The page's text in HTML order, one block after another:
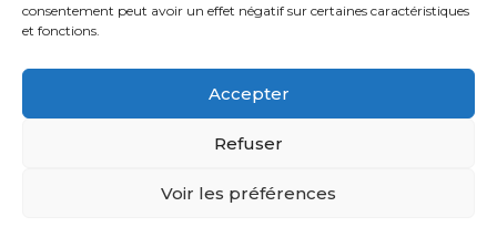
consentement peut avoir un effet négatif sur certaines caractéristiques
et fonctions.
Accepter
Refuser
Voir les préférences
le tennis de table - Boutique en ligne ouverte aux clubs de ping pong,
aux écoles et aux pongistes amateurs - Raquettes de ping pong, sacs,
housses, chaussures, balles, tables de ping pong, colles, nettoyants,
Un service proposé parSolaris @Proximité - Création de site internet à
Avranches | Manche | Normandie |